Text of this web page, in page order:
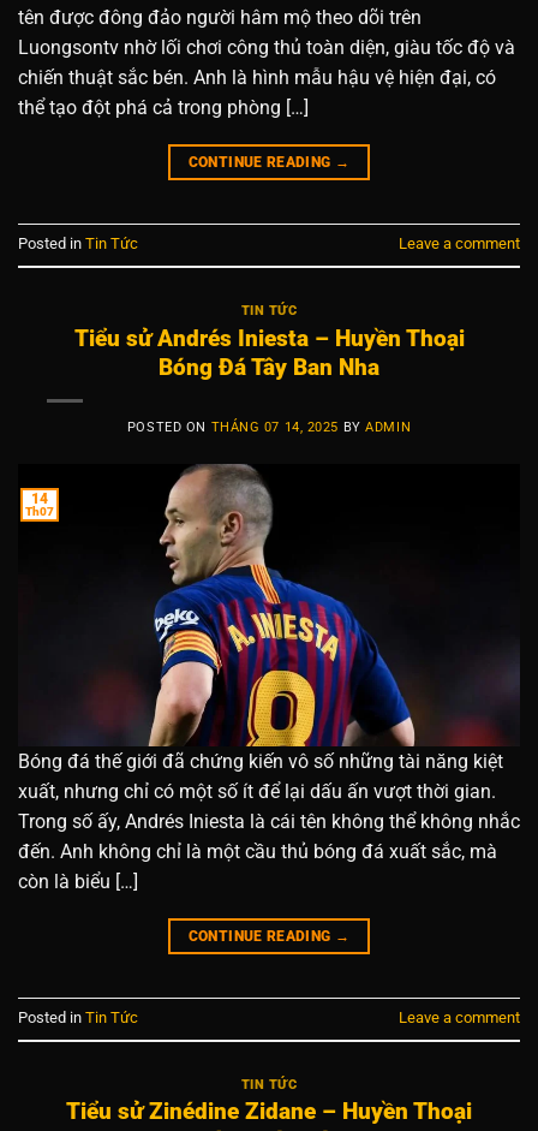
tên được đông đảo người hâm mộ theo dõi trên
Luongsontv nhờ lối chơi công thủ toàn diện, giàu tốc độ và
chiến thuật sắc bén. Anh là hình mẫu hậu vệ hiện đại, có
thể tạo đột phá cả trong phòng […]
CONTINUE READING →
Posted in Tin Tức Leave a comment
TIN TỨC
Tiểu sử Andrés Iniesta – Huyền Thoại
Bóng Đá Tây Ban Nha
POSTED ON THÁNG 07 14, 2025 BYADMIN
14
Th07
Bóng đá thế giới đã chứng kiến vô số những tài năng kiệt
xuất, nhưng chỉ có một số ít để lại dấu ấn vượt thời gian.
Trong số ấy, Andrés Iniesta là cái tên không thể không nhắc
đến. Anh không chỉ là một cầu thủ bóng đá xuất sắc, mà
còn là biểu […]
CONTINUE READING →
Posted in Tin Tức Leave a comment
TIN TỨC
Tiểu sử Zinédine Zidane – Huyền Thoại